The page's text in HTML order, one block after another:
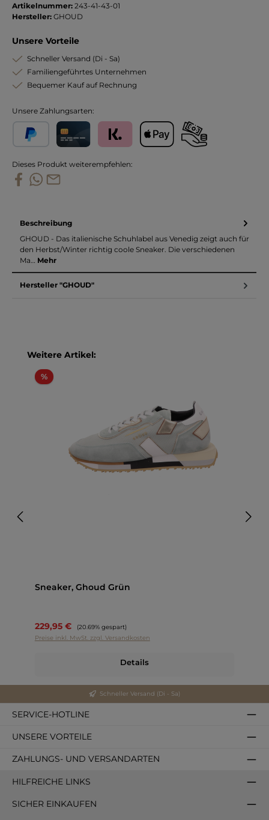
Artikelnummer: 243-41-43-01
Hersteller: GHOUD
Unsere Vorteile
Schneller Versand (Di - Sa)
Familiengeführtes Unternehmen
Bequemer Kauf auf Rechnung
Unsere Zahlungsarten:
Dieses Produkt weiterempfehlen:
Beschreibung
GHOUD - Das italienische Schuhlabel aus Venedig zeigt auch für
den Herbst/Winter richtig coole Sneaker. Die verschiedenen
Ma… Mehr
Hersteller "GHOUD"
Produktgalerie überspringen
Weitere Artikel:
%Rabatt
Sneaker, Ghoud Grün
229,95 € Regulärer Preis:
(20.69% gespart)
Preise inkl. MwSt. zzgl. Versandkosten
Details
Schneller Versand (Di - Sa)
SERVICE-HOTLINE
UNSERE VORTEILE
ZAHLUNGS- UND VERSANDARTEN
HILFREICHE LINKS
SICHER EINKAUFEN